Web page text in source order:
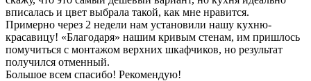
вписалась и цвет выбрала такой, как мне нравится.
Примерно через 2 недели нам установили нашу кухню-
красавицу! «Благодаря» нашим кривым стенам, им пришлось
помучиться с монтажом верхних шкафчиков, но результат
получился отменный.
Большое всем спасибо! Рекомендую!